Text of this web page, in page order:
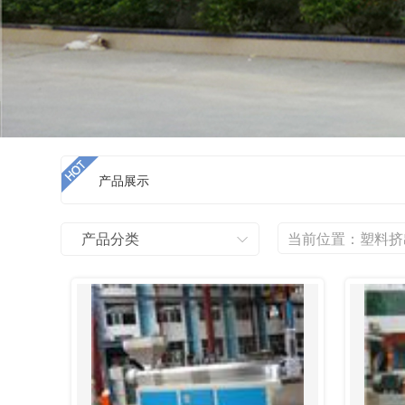
产品展示
产品分类 当前位置： 塑料